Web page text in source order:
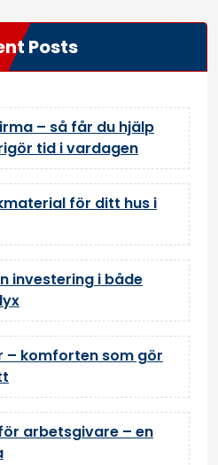
Posts
– så får du hjälp
tid i vardagen
för ditt hus i
investering i både
– komforten som gör
arbetsgivare – en